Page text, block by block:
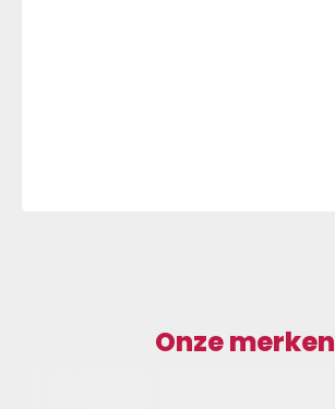
Onze merken